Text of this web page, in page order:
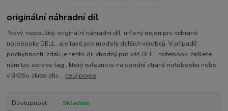
originální náhradní díl
Nový, nepoužitý, originální náhradní díl určený nejen pro vybrané
notebooky DELL, ale také pro modely dalších výrobců. V případě
pochybností, zdali je tento díl vhodný pro váš DELL notebook, zašlete
nám tzv. service tag , který naleznete na spodní straně notebooku nebo
v BIOSu skrze stis... celý popis
Dostupnost
Skladem